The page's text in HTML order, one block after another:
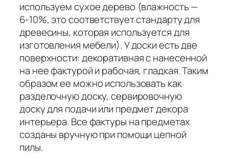
используем сухое дерево (влажность —
6-10%, это соответствует стандарту для
древесины, которая используется для
изготовления мебели). У доски есть две
поверхности: декоративная с нанесенной
на нее фактурой и рабочая, гладкая. Таким
образом ее можно использовать как
разделочную доску, сервировочную
доску для подачи или предмет декора
интерьера. Все фактуры на предметах
созданы вручную при помощи цепной
пилы.